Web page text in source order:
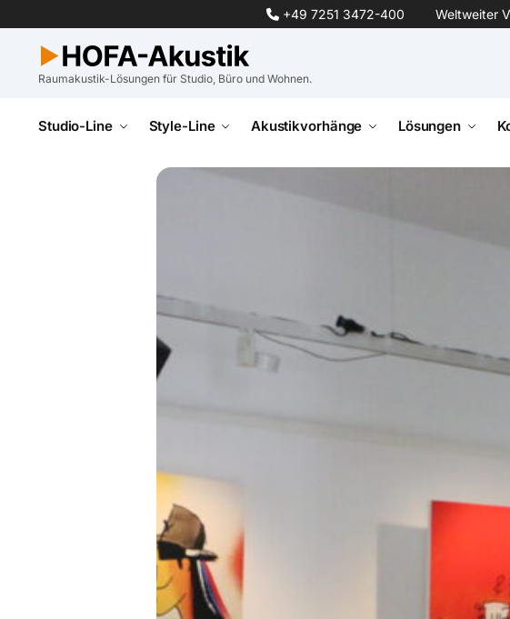
+49 7251 3472-400 Weltweiter
Raumakustik-Lösungen für Studio, Büro und Wohnen.
Studio-Line Style-Line Akustikvorhänge Lösungen